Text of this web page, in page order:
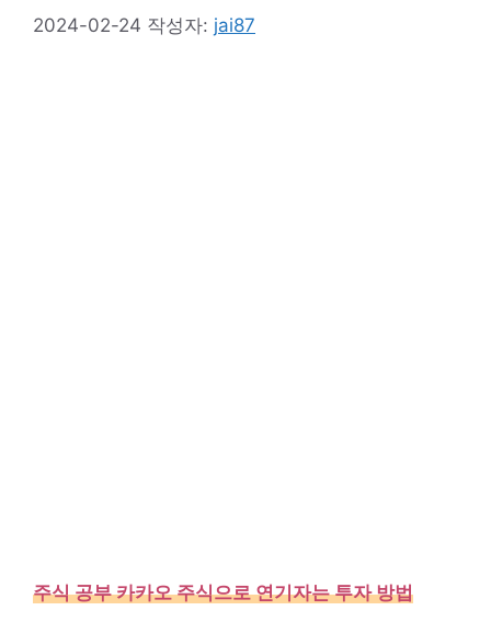
2024-02-24 작성자: jai87
주식 공부 카카오 주식으로 연기자는 투자 방법